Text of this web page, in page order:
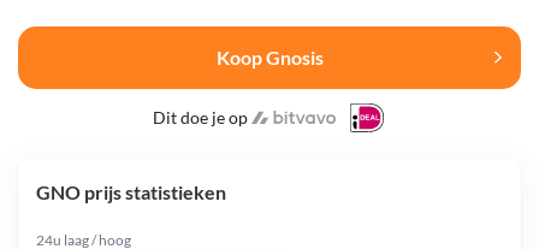
Koop Gnosis
Dit doe je op
GNO prijs statistieken
24u laag / hoog